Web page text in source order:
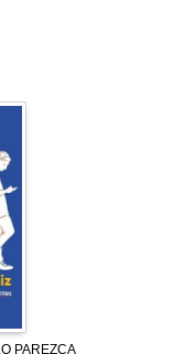
PAREZCA